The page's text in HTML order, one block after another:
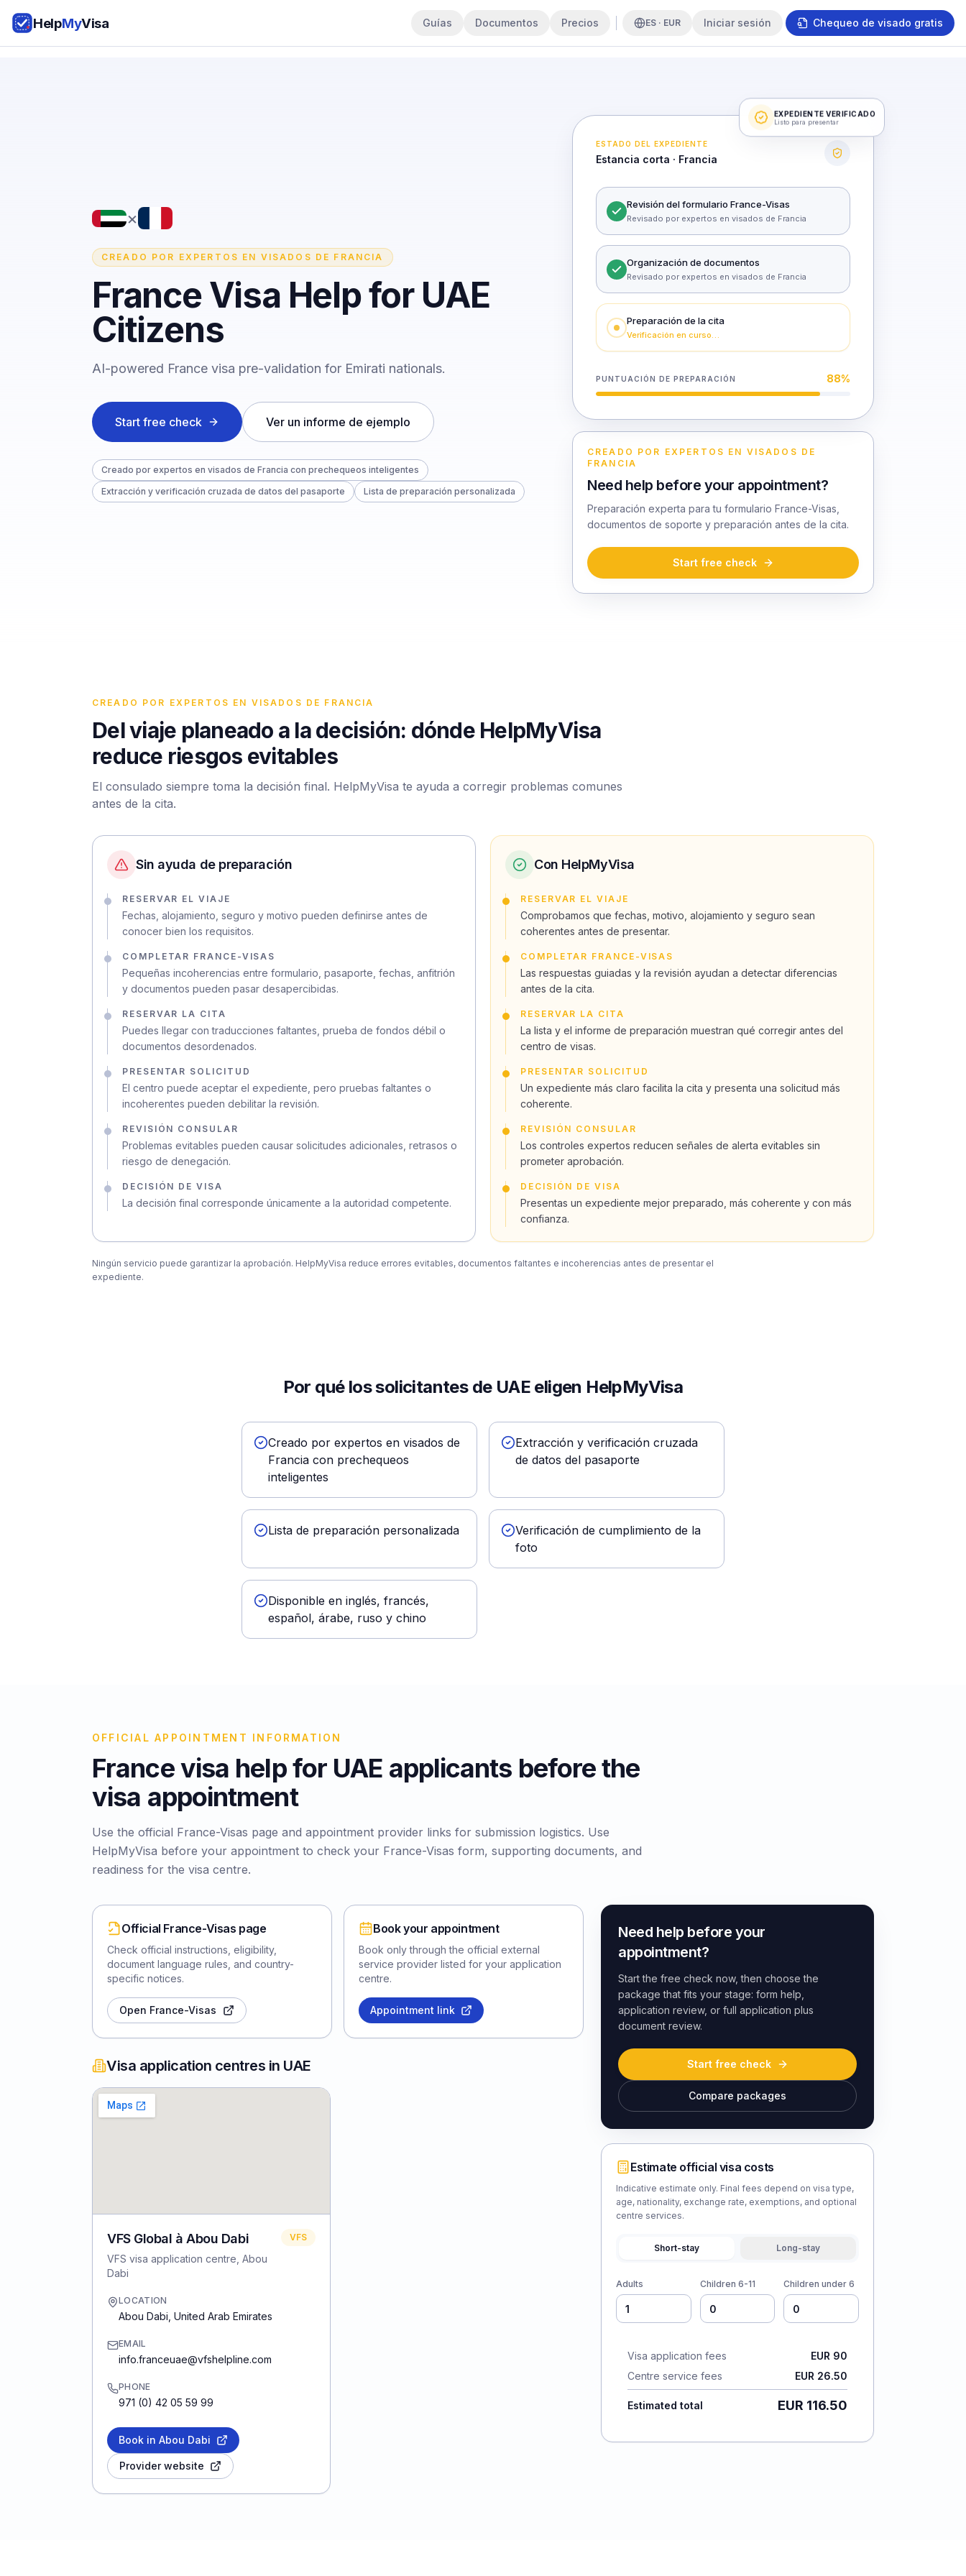
HelpMyVisa Guías Documentos Precios ES · EUR Iniciar sesión Chequeo de visado gratis
×
CREADO POR EXPERTOS EN VISADOS DE FRANCIA
France Visa Help for UAE
Citizens
AI-powered France visa pre-validation for Emirati nationals.
Start free check Ver un informe de ejemplo
Creado por expertos en visados de Francia con prechequeos inteligentes
Extracción y verificación cruzada de datos del pasaporte
Lista de preparación personalizada
ESTADO DEL EXPEDIENTE
Estancia corta · Francia
Revisión del formulario France-Visas
Revisado por expertos en visados de Francia
Organización de documentos
Revisado por expertos en visados de Francia
Preparación de la cita
Verificación en curso…
PUNTUACIÓN DE PREPARACIÓN 88%
EXPEDIENTE VERIFICADO
Listo para presentar
CREADO POR EXPERTOS EN VISADOS DE
FRANCIA
Need help before your appointment?
Preparación experta para tu formulario France-Visas,
documentos de soporte y preparación antes de la cita.
Start free check
CREADO POR EXPERTOS EN VISADOS DE FRANCIA
Del viaje planeado a la decisión: dónde HelpMyVisa
reduce riesgos evitables
El consulado siempre toma la decisión final. HelpMyVisa te ayuda a corregir problemas comunes
antes de la cita.
Sin ayuda de preparación
RESERVAR EL VIAJE
Fechas, alojamiento, seguro y motivo pueden definirse antes de
conocer bien los requisitos.
COMPLETAR FRANCE-VISAS
Pequeñas incoherencias entre formulario, pasaporte, fechas, anfitrión
y documentos pueden pasar desapercibidas.
RESERVAR LA CITA
Puedes llegar con traducciones faltantes, prueba de fondos débil o
documentos desordenados.
PRESENTAR SOLICITUD
El centro puede aceptar el expediente, pero pruebas faltantes o
incoherentes pueden debilitar la revisión.
REVISIÓN CONSULAR
Problemas evitables pueden causar solicitudes adicionales, retrasos o
riesgo de denegación.
DECISIÓN DE VISA
La decisión final corresponde únicamente a la autoridad competente.
Con HelpMyVisa
RESERVAR EL VIAJE
Comprobamos que fechas, motivo, alojamiento y seguro sean
coherentes antes de presentar.
COMPLETAR FRANCE-VISAS
Las respuestas guiadas y la revisión ayudan a detectar diferencias
antes de la cita.
RESERVAR LA CITA
La lista y el informe de preparación muestran qué corregir antes del
centro de visas.
PRESENTAR SOLICITUD
Un expediente más claro facilita la cita y presenta una solicitud más
coherente.
REVISIÓN CONSULAR
Los controles expertos reducen señales de alerta evitables sin
prometer aprobación.
DECISIÓN DE VISA
Presentas un expediente mejor preparado, más coherente y con más
confianza.
Ningún servicio puede garantizar la aprobación. HelpMyVisa reduce errores evitables, documentos faltantes e incoherencias antes de presentar el
expediente.
Por qué los solicitantes de UAE eligen HelpMyVisa
Creado por expertos en visados de
Francia con prechequeos
inteligentes
Extracción y verificación cruzada
de datos del pasaporte
Lista de preparación personalizada
Verificación de cumplimiento de la
foto
Disponible en inglés, francés,
español, árabe, ruso y chino
OFFICIAL APPOINTMENT INFORMATION
France visa help for UAE applicants before the
visa appointment
Use the official France-Visas page and appointment provider links for submission logistics. Use
HelpMyVisa before your appointment to check your France-Visas form, supporting documents, and
readiness for the visa centre.
Official France-Visas page
Check official instructions, eligibility,
document language rules, and country-
specific notices.
Open France-Visas
Book your appointment
Book only through the official external
service provider listed for your application
centre.
Appointment link
Visa application centres in UAE
VFS Global à Abou Dabi
VFS visa application centre, Abou
Dabi
VFS
LOCATION
Abou Dabi United Arab Emirates
EMAIL
info.franceuae@vfshelpline.com
PHONE
971 (0) 42 05 59 99
Book in Abou Dabi
Provider website
Need help before your
appointment?
Start the free check now, then choose the
package that fits your stage: form help,
application review, or full application plus
document review.
Start free check
Compare packages
Estimate official visa costs
Indicative estimate only. Final fees depend on visa type,
age, nationality, exchange rate, exemptions, and optional
centre services.
Short-stay Long-stay
Adults Children 6-11 Children under 6
Visa application fees
EUR 90
Centre service fees
EUR 26.50
Estimated total EUR 116.50